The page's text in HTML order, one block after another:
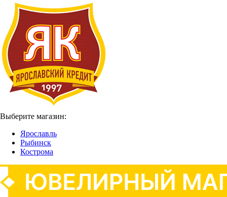
Выберите магазин:
Ярославль
Рыбинск
Кострома